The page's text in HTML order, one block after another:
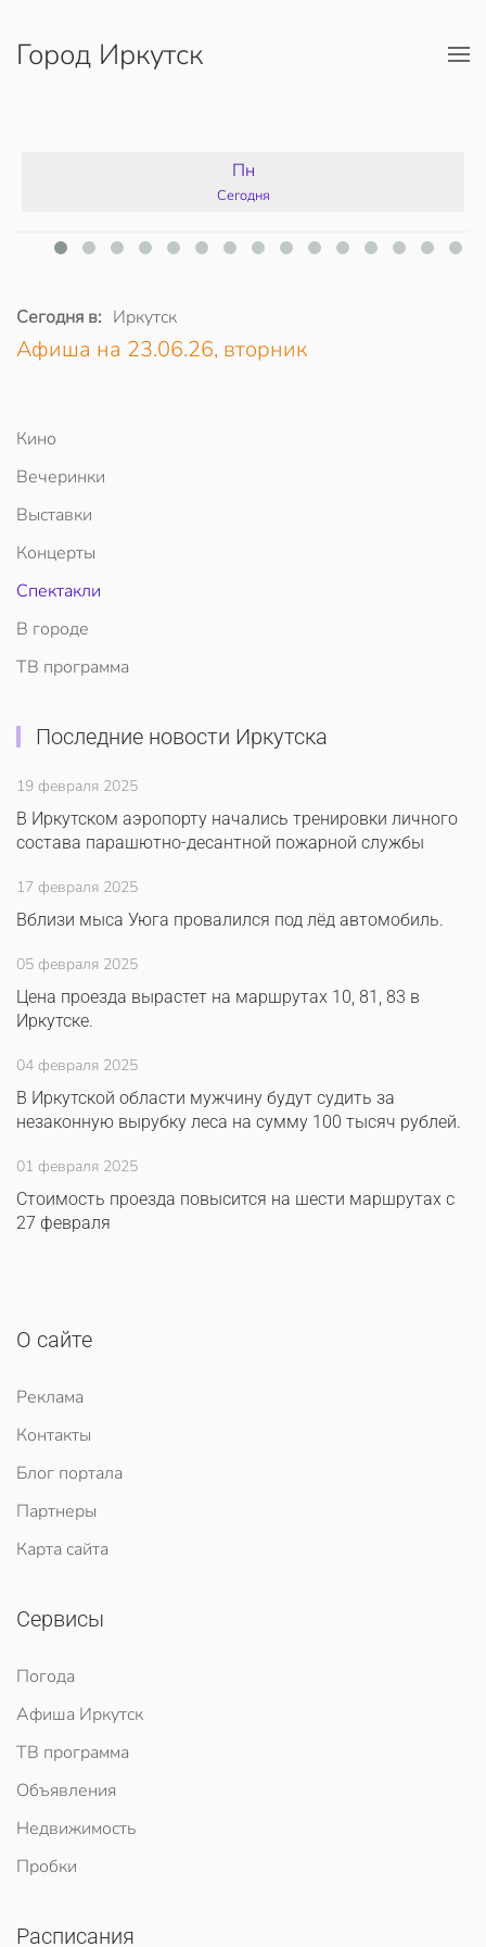
Перейти к содержимому
Город Иркутск
Пн
Сегодня
Сегодня в: Иркутск
Афиша на 23.06.26, вторник
Кино
Вечеринки
Выставки
Концерты
Спектакли
В городе
ТВ программа
Последние новости Иркутска
19 февраля 2025
В Иркутском аэропорту начались тренировки личного
состава парашютно-десантной пожарной службы
17 февраля 2025
Вблизи мыса Уюга провалился под лёд автомобиль.
05 февраля 2025
Цена проезда вырастет на маршрутах 10, 81, 83 в
Иркутске.
04 февраля 2025
В Иркутской области мужчину будут судить за
незаконную вырубку леса на сумму 100 тысяч рублей.
01 февраля 2025
Стоимость проезда повысится на шести маршрутах с
27 февраля
О сайте
Реклама
Контакты
Блог портала
Партнеры
Карта сайта
Сервисы
Погода
Афиша Иркутск
ТВ программа
Объявления
Недвижимость
Пробки
Расписания